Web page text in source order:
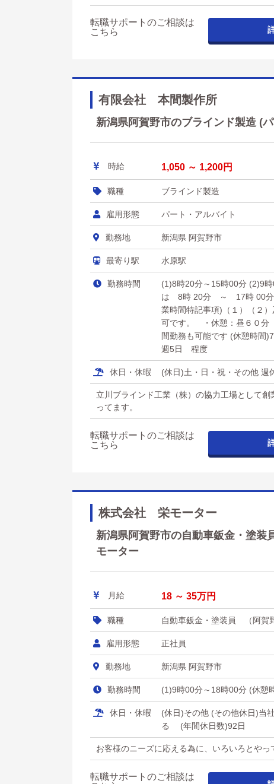
転職サポートのご相談は
こちら
有限会社 本間製作所
新潟県阿賀野市のブラインド製造 (
時給 1,050 ～ 1,200円
職種 ブラインド製造
雇用形態 パート・アルバイト
勤務地 新潟県 阿賀野市
最寄り駅 水原駅
勤務時間
(1)8時20分～15時00分 (2)9
は 8時 20分 ～ 17時 00分
業時間特記事項)（１）（２
可です。 ・休憩：昼６０
間勤務も可能です (休憩時間
週5日 程度
休日・休暇 (休日)土・日・祝・その他 週
立川ブラインド工業（株）の協力工場として
ってます。
転職サポートのご相談は
こちら
株式会社 栄モーター
新潟県阿賀野市の自動車鈑金・塗
モーター
月給 18 ～ 35万円
職種 自動車鈑金・塗装員 （阿賀
雇用形態 正社員
勤務地 新潟県 阿賀野市
勤務時間 (1)9時00分～18時00分 (休憩
休日・休暇
(休日)その他 (その他休日)当
る (年間休日数)92日
お客様のニーズに応える為に、いろいろとや
転職サポートのご相談は